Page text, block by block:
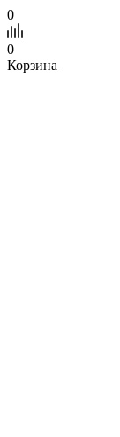
0
0
Корзина